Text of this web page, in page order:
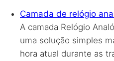
Camada de relógio
A camada Relógio
uma solução simples
hora atual durante as